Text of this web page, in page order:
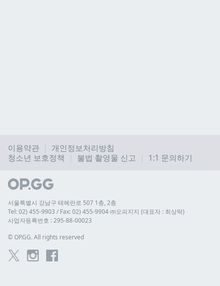
이용약관
개인정보처리방침
청소년 보호정책
불법 촬영물 신고 1:1 문의하기
서울특별시 강남구 테헤란로 507 1층, 2층
Tel: 02) 455-9903 / Fax: 02) 455-9904 ㈜오피지지 (대표자 : 최상락)
사업자등록번호 : 295-88-00023
© OP.GG. All rights reserved